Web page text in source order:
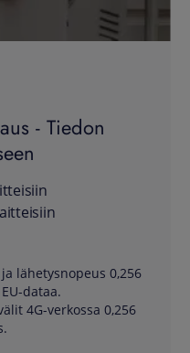
- Tiedon
lähetysnopeus 0,256
dataa.
4G-verkossa 0,256